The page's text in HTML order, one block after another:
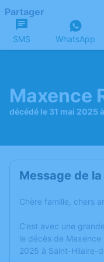
Partager
SMS WhatsApp
Maxence
décédé le 31 mai 2025
Message de
Chère famille, chers
C’est avec une
le décès de Maxence
2025 à Saint-Hilaire-